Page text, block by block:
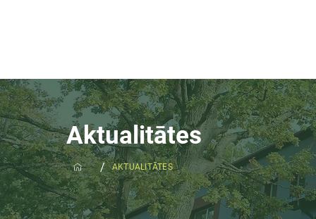
Aktualitātes
/ AKTUALITĀTES